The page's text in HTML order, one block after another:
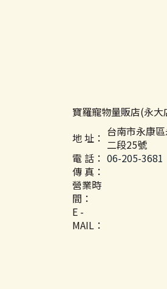
寶羅寵物量販店(永大
地 址： 台南市永康
二段25號
電 話： 06-205-3681
傳 真：
營業時
間：
E -
MAIL：